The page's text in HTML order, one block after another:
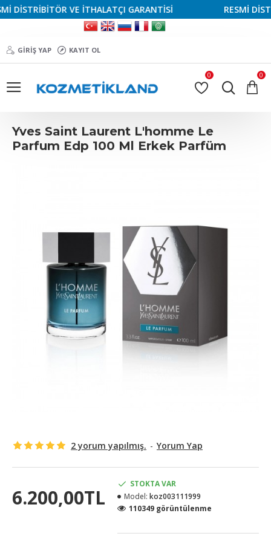
VE İTHALATÇI GARANTİSİ RESMİ
GIRIŞ YAP KAYIT OL
0 0
Yves Saint Laurent L'homme Le
Parfum Edp 100 Ml Erkek Parfüm
2 yorum yapılmış. - Yorum Yap
6.200,00TL
STOKTA VAR
Model: koz003111999
110349 görüntülenme